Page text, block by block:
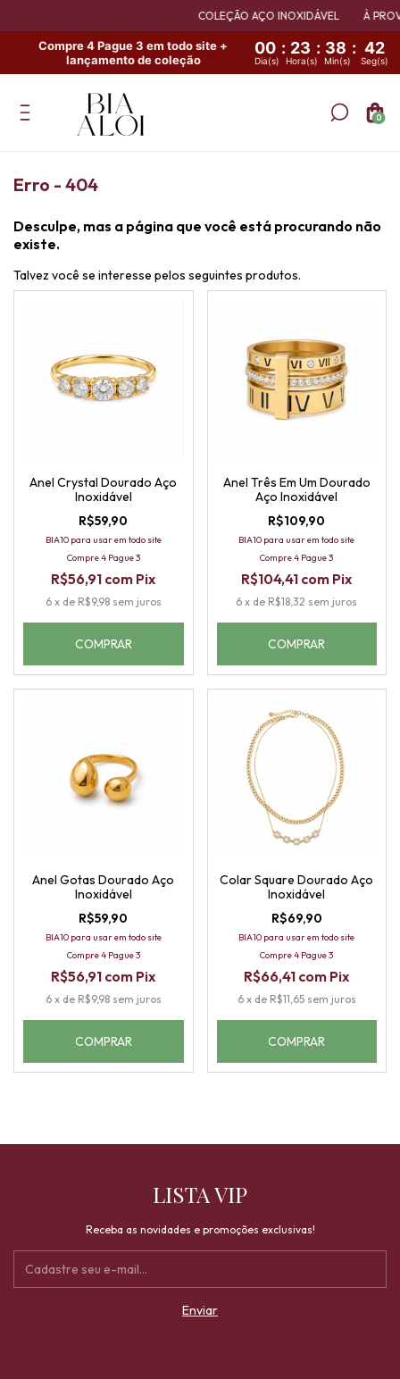
Compre 4 Pague 3 em todo site +
lançamento de coleção
00 : 23 : 38 : 41
Dia(s) Hora(s) Min(s) Seg(s)
COLEÇÃO AÇO INOXIDÁVEL À
0
Erro - 404
Desculpe, mas a página que você está procurando não
existe.
Talvez você se interesse pelos seguintes produtos.
Anel Crystal Dourado Aço
Inoxidável
R$59,90
BIA10 para usar em todo site
Compre 4 Pague 3
R$56,91 com Pix
6 x de R$9,98 sem juros
COMPRAR
Anel Três Em Um Dourado
Aço Inoxidável
R$109,90
BIA10 para usar em todo site
Compre 4 Pague 3
R$104,41 com Pix
6 x de R$18,32 sem juros
COMPRAR
Anel Gotas Dourado Aço
Inoxidável
R$59,90
BIA10 para usar em todo site
Compre 4 Pague 3
R$56,91 com Pix
6 x de R$9,98 sem juros
COMPRAR
Colar Square Dourado Aço
Inoxidável
R$69,90
BIA10 para usar em todo site
Compre 4 Pague 3
R$66,41 com Pix
6 x de R$11,65 sem juros
LISTA VIP
Receba as novidades e promoções exclusivas!